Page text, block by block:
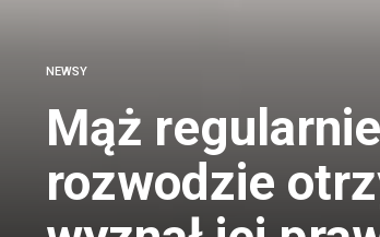
NEWSY
Mąż
rozwodzie